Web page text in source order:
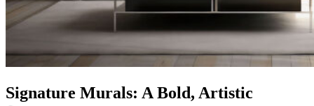
Signature Murals: A Bold, Artistic